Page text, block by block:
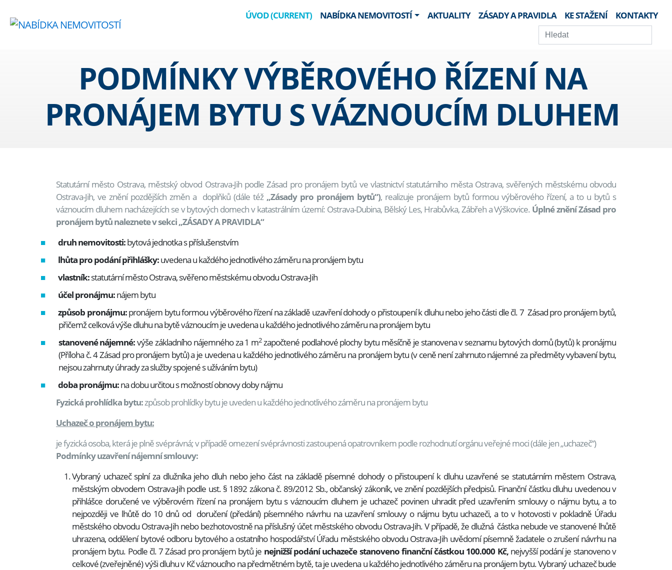
ÚVOD(CURRENT) NABÍDKA NEMOVITOSTÍ AKTUALITY ZÁSADY A PRAVIDLA KE STAŽENÍ KONTAKTY
PODMÍNKY VÝBĚROVÉHO ŘÍZENÍ NA
PRONÁJEM BYTU S VÁZNOUCÍM DLUHEM
Statutární město Ostrava, městský obvod Ostrava-Jih podle Zásad pro pronájem bytů ve vlastnictví statutárního města Ostrava, svěřených městskému obvodu
Ostrava-Jih, ve znění pozdějších změn a doplňků (dále též „Zásady pro pronájem bytů“), realizuje pronájem bytů formou výběrového řízení, a to u bytů s
váznoucím dluhem nacházejících se v bytových domech v katastrálním území: Ostrava-Dubina, Bělský Les, Hrabůvka, Zábřeh a Výškovice. Úplné znění Zásad pro
pronájem bytů naleznete v sekci „ZÁSADY A PRAVIDLA“
druh nemovitosti:bytová jednotka s příslušenstvím
lhůta pro podání přihlášky:uvedena u každého jednotlivého záměru na pronájem bytu
vlastník:statutární město Ostrava, svěřeno městskému obvodu Ostrava-Jih
účel pronájmu:nájem bytu
způsob pronájmu:pronájem bytu formou výběrového řízení na základě uzavření dohody o přistoupení k dluhu nebo jeho části dle čl. 7 Zásad pro pronájem bytů,
přičemž celková výše dluhu na bytě váznoucím je uvedena u každého jednotlivého záměru na pronájem bytu
stanovené nájemné:výše základního nájemného za 1 m2započtené podlahové plochy bytu měsíčně je stanovena v seznamu bytových domů (bytů) k pronájmu
(Příloha č. 4 Zásad pro pronájem bytů) a je uvedena u každého jednotlivého záměru na pronájem bytu (v ceně není zahrnuto nájemné za předměty vybavení bytu,
nejsou zahrnuty úhrady za služby spojené s užíváním bytu)
doba pronájmu:na dobu určitou s možností obnovy doby nájmu
Fyzická prohlídka bytu:způsob prohlídky bytu je uveden u každého jednotlivého záměru na pronájem bytu
Uchazeč o pronájem bytu:
je fyzická osoba, která je plně svéprávná; v případě omezení svéprávnosti zastoupená opatrovníkem podle rozhodnutí orgánu veřejné moci (dále jen „uchazeč“)
Podmínky uzavření nájemní smlouvy:
Vybraný uchazeč splní za dlužníka jeho dluh nebo jeho část na základě písemné dohody o přistoupení k dluhu uzavřené se statutárním městem Ostrava,
městským obvodem Ostrava-Jih podle ust. § 1892 zákona č. 89/2012 Sb., občanský zákoník, ve znění pozdějších předpisů. Finanční částku dluhu uvedenou v
přihlášce doručené ve výběrovém řízení na pronájem bytu s váznoucím dluhem je uchazeč povinen uhradit před uzavřením smlouvy o nájmu bytu, a to
nejpozději ve lhůtě do 10 dnů od doručení (předání) písemného návrhu na uzavření smlouvy o nájmu bytu uchazeči, a to v hotovosti v pokladně Úřadu
městského obvodu Ostrava-Jih nebo bezhotovostně na příslušný účet městského obvodu Ostrava-Jih. V případě, že dlužná částka nebude ve stanovené lhůtě
uhrazena, oddělení bytové odboru bytového a ostatního hospodářství Úřadu městského obvodu Ostrava‑Jih uvědomí písemně žadatele o zrušení návrhu na
pronájem bytu. Podle čl. 7 Zásad pro pronájem bytů je nejnižší podání uchazeče stanoveno finanční částkou 100.000 Kč,nejvyšší podání je stanoveno v
celkové (zveřejněné) výši dluhu v Kč váznoucího na předmětném bytě, ta je uvedena u každého jednotlivého záměru na pronájem bytu. Vybraný uchazeč bude